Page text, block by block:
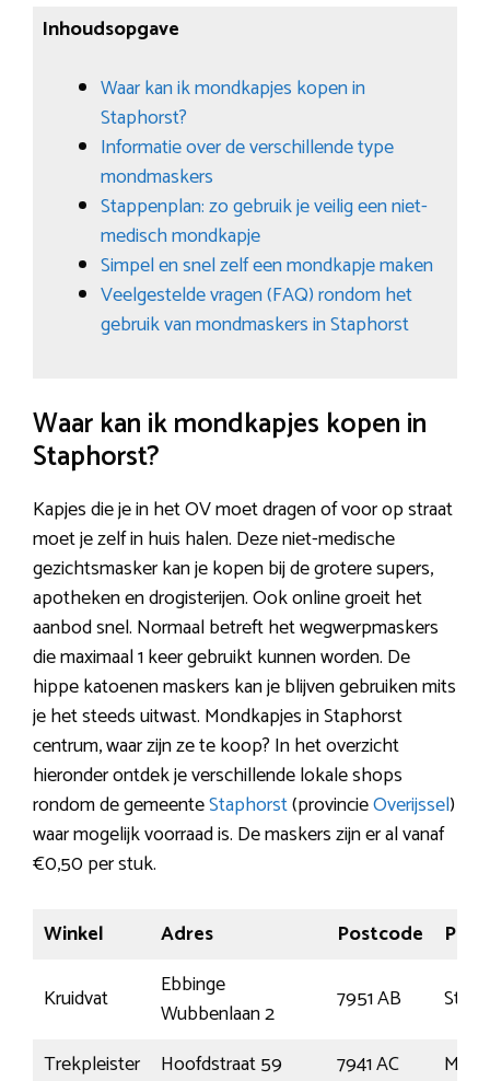
Inhoudsopgave
Waar kan ik mondkapjes kopen in
Staphorst?
Informatie over de verschillende type
mondmaskers
Stappenplan: zo gebruik je veilig een niet-
medisch mondkapje
Simpel en snel zelf een mondkapje maken
Veelgestelde vragen (FAQ) rondom het
gebruik van mondmaskers in Staphorst
Waar kan ik mondkapjes kopen in
Staphorst?
Kapjes die je in het OV moet dragen of voor op straat
moet je zelf in huis halen. Deze niet-medische
gezichtsmasker kan je kopen bij de grotere supers,
apotheken en drogisterijen. Ook online groeit het
aanbod snel. Normaal betreft het wegwerpmaskers
die maximaal 1 keer gebruikt kunnen worden. De
hippe katoenen maskers kan je blijven gebruiken mits
je het steeds uitwast. Mondkapjes in Staphorst
centrum, waar zijn ze te koop? In het overzicht
hieronder ontdek je verschillende lokale shops
rondom de gemeenteStaphorst(provincieOverijssel)
waar mogelijk voorraad is. De maskers zijn er al vanaf
€0,50 per stuk.
Winkel Adres Postcode
Kruidvat
Ebbinge
Wubbenlaan 2
7951 AB
Trekpleister
Hoofdstraat 59 7941 AC